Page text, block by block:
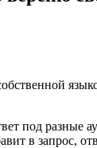
под разные
в запрос,